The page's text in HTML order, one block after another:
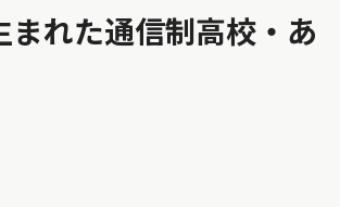
れた通信制高校・あ